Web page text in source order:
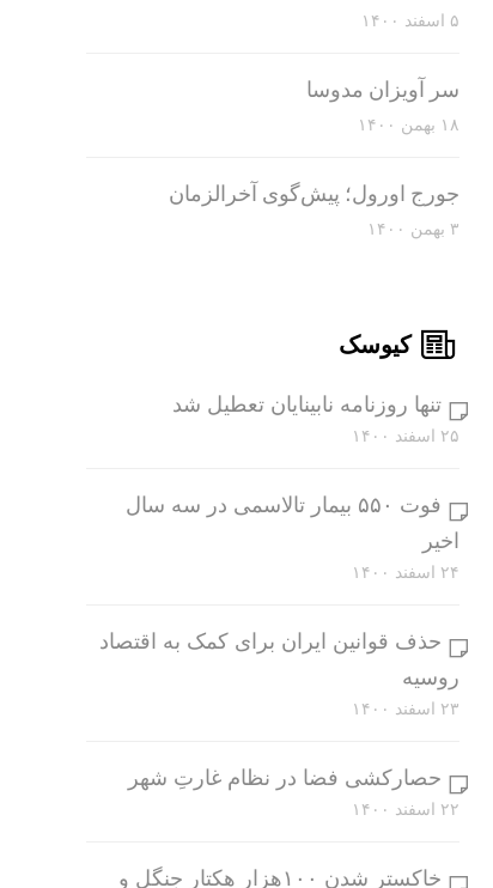
۵ اسفند ۱۴۰۰
سر آویزان مدوسا
۱۸ بهمن ۱۴۰۰
جورج اورول؛ پیش‌گوی آخرالزمان
۳ بهمن ۱۴۰۰
کیوسک
تنها روزنامه نابینایان تعطیل شد
۲۵ اسفند ۱۴۰۰
فوت ۵۵۰ بیمار تالاسمی در سه سال
اخیر
۲۴ اسفند ۱۴۰۰
حذف قوانین ایران برای کمک به اقتصاد
روسیه
۲۳ اسفند ۱۴۰۰
حصارکشی فضا در نظام غارتِ شهر
۲۲ اسفند ۱۴۰۰
خاکستر شدن ۱۰۰هزار هکتار جنگل و